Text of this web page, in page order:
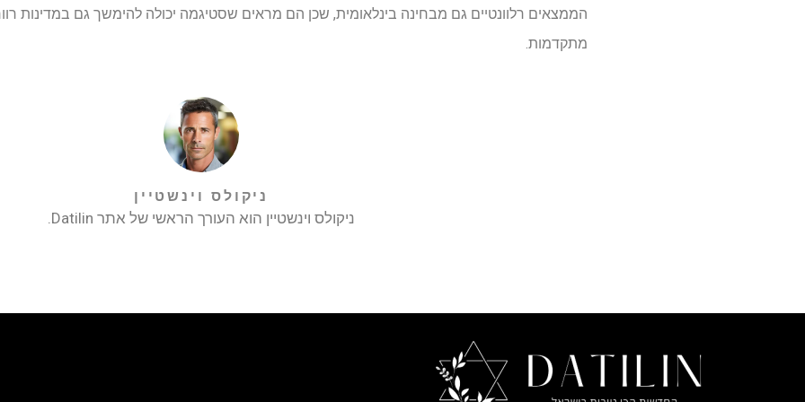
הממצאים רלוונטיים גם מבחינה בינלאומית, שכן הם מראים שסטיגמה יכולה להימשך גם במדינות
מתקדמות.
ניקולס וינשטיין
ניקולס וינשטיין הוא העורך הראשי של אתר Datilin.